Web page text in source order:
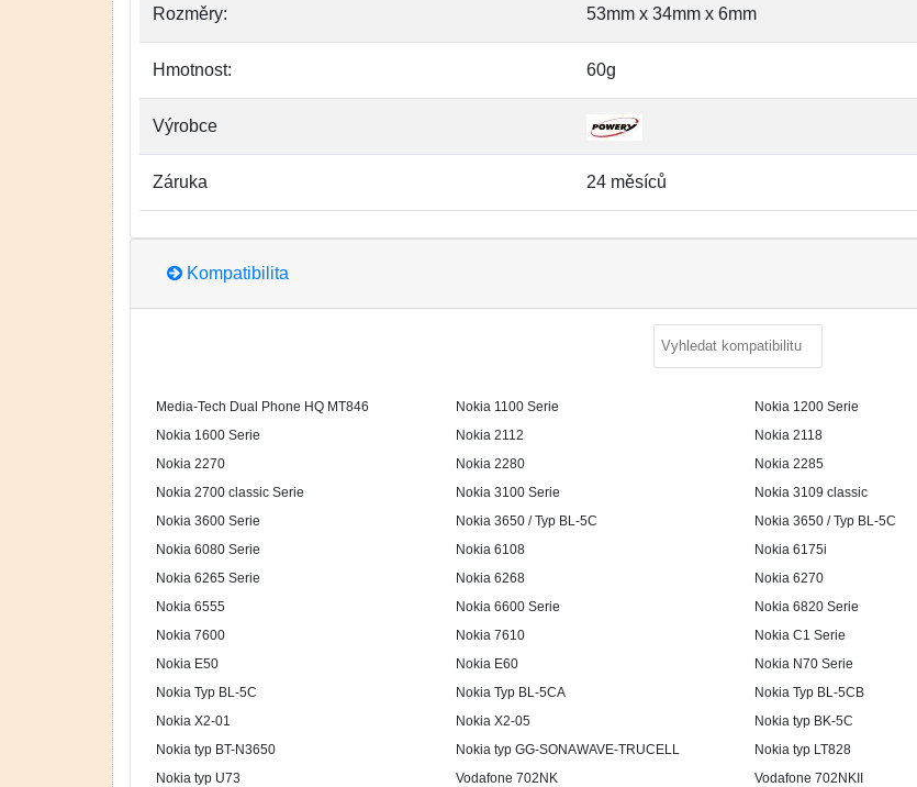
Rozměry: 53mm x 34mm x 6mm
Hmotnost: 60g
Výrobce
Záruka 24 měsíců
Kompatibilita
Media-Tech Dual Phone HQ MT846 Nokia 1100 Serie Nokia 1200 Serie
Nokia 1600 Serie
Nokia 2112 Nokia 2118
Nokia 2270
Nokia 2280 Nokia 2285
Nokia 2700 classic Serie
Nokia 3100 Serie Nokia 3109 classic
Nokia 3600 Serie
Nokia 3650 / Typ BL-5C Nokia 3650 / Typ BL-5C
Nokia 6080 Serie
Nokia 6108 Nokia 6175i
Nokia 6265 Serie
Nokia 6268 Nokia 6270
Nokia 6555
Nokia 6600 Serie Nokia 6820 Serie
Nokia 7600
Nokia 7610 Nokia C1 Serie
Nokia E50
Nokia E60 Nokia N70 Serie
Nokia Typ BL-5C
Nokia Typ BL-5CA Nokia Typ BL-5CB
Nokia X2-01
Nokia X2-05 Nokia typ BK-5C
Nokia typ BT-N3650
Nokia typ GG-SONAWAVE-TRUCELL Nokia typ LT828
Nokia typ U73
Vodafone 702NK Vodafone 702NKII